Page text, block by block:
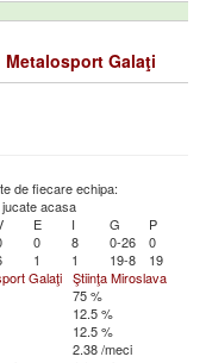
Metalosport Galaţi
de fiecare echipa:
acasa
E I G
P
0 8 0-26
0
1 1 19-8
19
Galaţi Ştiinţa Miroslava
75 %
12.5 %
12.5 %
2.38 /meci